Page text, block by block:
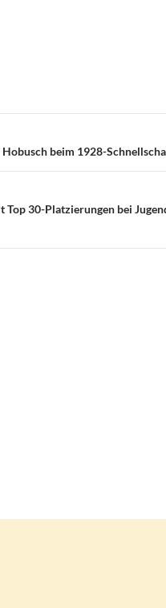
beim 1928-
Top 30-Platzierungen bei